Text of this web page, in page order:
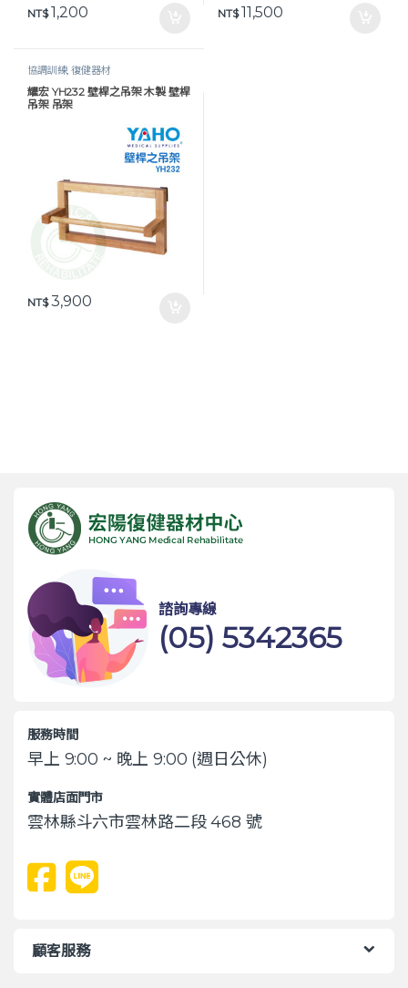
NT$1,200 NT$11,500
協調訓練,復健器材
耀宏 YH232 壁桿之吊架 木製 壁桿
吊架 吊架
NT$3,900
諮詢專線
(05) 5342365
服務時間
早上 9:00 ~ 晚上 9:00 (週日公休)
實體店面門市
雲林縣斗六市雲林路二段 468 號
顧客服務